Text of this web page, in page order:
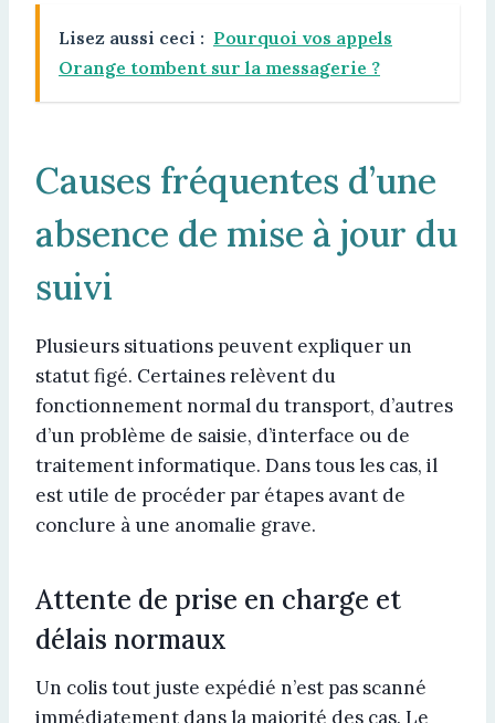
Lisez aussi ceci : Pourquoi vos appels
Orange tombent sur la messagerie ?
Causes fréquentes d’une
absence de mise à jour du
suivi
Plusieurs situations peuvent expliquer un
statut figé. Certaines relèvent du
fonctionnement normal du transport, d’autres
d’un problème de saisie, d’interface ou de
traitement informatique. Dans tous les cas, il
est utile de procéder par étapes avant de
conclure à une anomalie grave.
Attente de prise en charge et
délais normaux
Un colis tout juste expédié n’est pas scanné
immédiatement dans la majorité des cas. Le